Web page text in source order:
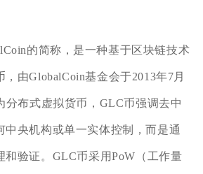
的简称，是一种基于区块链技术
由GlobalCoin基金会于2013年7月
分布式虚拟货币，GLC币强调去中
中央机构或单一实体控制，而是通
和验证。GLC币采用PoW（工作量